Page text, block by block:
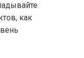
как